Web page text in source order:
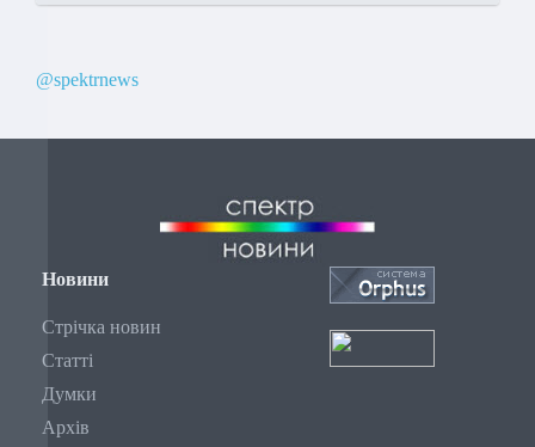
@spektrnews
Новини
Стрічка новин
Статті
Думки
Архів